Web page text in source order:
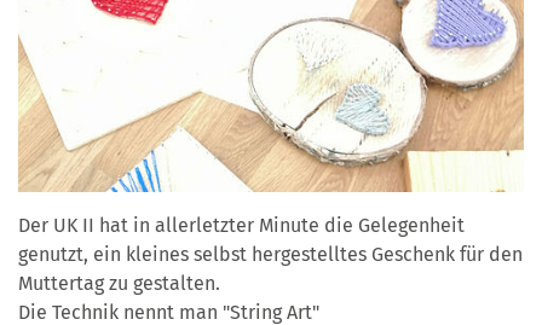
Der UK II hat in allerletzter Minute die Gelegenheit
genutzt, ein kleines selbst hergestelltes Geschenk für den
Muttertag zu gestalten.
Die Technik nennt man "String Art"